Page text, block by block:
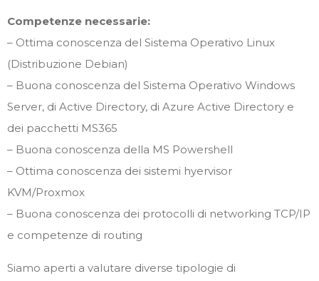
Competenze necessarie:
– Ottima conoscenza del Sistema Operativo Linux
(Distribuzione Debian)
– Buona conoscenza del Sistema Operativo Windows
Server, di Active Directory, di Azure Active Directory e
dei pacchetti MS365
– Buona conoscenza della MS Powershell
– Ottima conoscenza dei sistemi hyervisor
KVM/Proxmox
– Buona conoscenza dei protocolli di networking TCP/IP
e competenze di routing
Siamo aperti a valutare diverse tipologie di